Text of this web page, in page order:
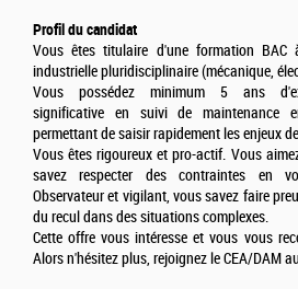
Profil du candidat
Vous êtes titulaire d'une formation BAC
industrielle pluridisciplinaire (mécanique,
Vous possédez minimum 5 ans
significative en suivi de maintenance
permettant de saisir rapidement les enjeux
Vous êtes rigoureux et pro-actif. Vous
savez respecter des contraintes en
Observateur et vigilant, vous savez faire
du recul dans des situations complexes.
Cette offre vous intéresse et vous vous
Alors n'hésitez plus, rejoignez le CEA/DAM